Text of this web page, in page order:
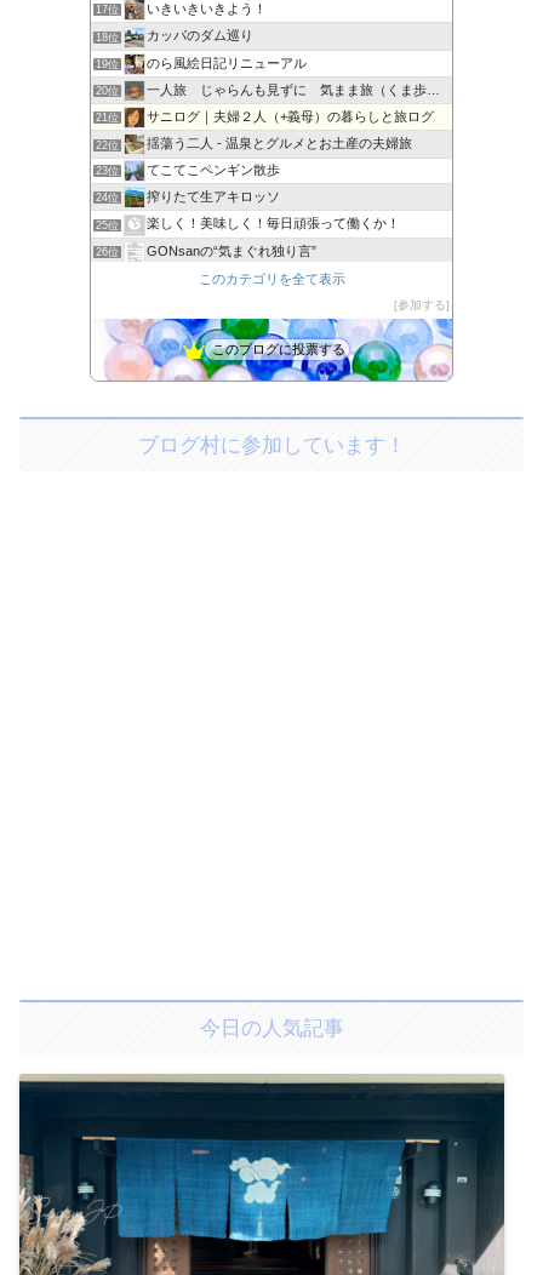
17位 いきいきいきよう！
18位 カッパのダム巡り
19位 のら風絵日記リニューアル
20位 一人旅 じゃらんも見ずに 気まま旅（くま歩き）
21位 サニログ｜夫婦２人（+義母）の暮らしと旅ログ
22位 揺蕩う二人 - 温泉とグルメとお土産の夫婦旅
23位 てこてこペンギン散歩
24位 搾りたて生アキロッソ
25位 楽しく！美味しく！毎日頑張って働くか！
26位 GONsanの“気まぐれ独り言”
あちこちおでかけ、旅行、大好き 思いつくまま〜
このカテゴリを全て表示
参加する
このブログに投票する
ブログ村に参加しています！
今日の人気記事